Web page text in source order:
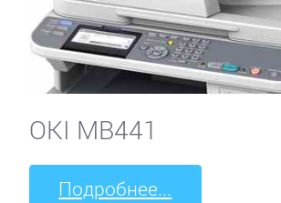
OKI MB441
Подробнее...